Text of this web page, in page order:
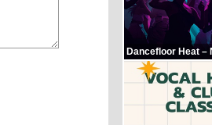
Dancefloor Heat –